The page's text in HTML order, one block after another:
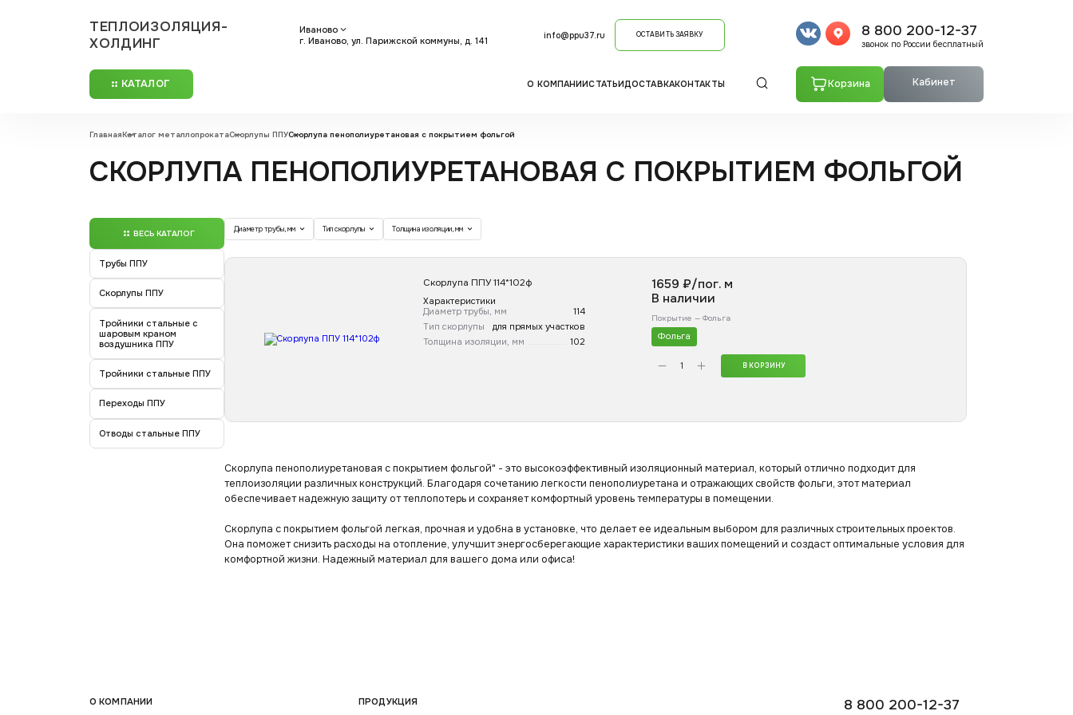
ТЕПЛОИЗОЛЯЦИЯ-
ХОЛДИНГ
Иваново
г. Иваново, ул. Парижской коммуны, д. 141
info@ppu37.ru ОСТАВИТЬ ЗАЯВКУ 8 800 200-12-37
звонок по России бесплатный
КАТАЛОГ О КОМПАНИИСТАТЬИДОСТАВКАКОНТАКТЫ Корзина Кабинет
ГлавнаяКаталог металлопрокатаСкорлупы ППУСкорлупа пенополиуретановая с покрытием фольгой
СКОРЛУПА ПЕНОПОЛИУРЕТАНОВАЯ С ПОКРЫТИЕМ ФОЛЬГОЙ
ВЕСЬ КАТАЛОГ
Трубы ППУ
Скорлупы ППУ
Тройники стальные с
шаровым краном
воздушника ППУ
Тройники стальные ППУ
Переходы ППУ
Отводы стальные ППУ
Диаметр трубы, мм Тип скорлупы Толщина изоляции, мм
Скорлупа ППУ 114*102ф
Характеристики
Диаметр трубы, мм
114
Тип скорлупы
для прямых участков
Толщина изоляции, мм
102
1659 ₽/пог. м
В наличии
Покрытие — Фольга
Фольга
В КОРЗИНУ
Скорлупа пенополиуретановая с покрытием фольгой" - это высокоэффективный изоляционный материал, который отлично подходит для
теплоизоляции различных конструкций. Благодаря сочетанию легкости пенополиуретана и отражающих свойств фольги, этот материал
обеспечивает надежную защиту от теплопотерь и сохраняет комфортный уровень температуры в помещении.
Скорлупа с покрытием фольгой легкая, прочная и удобна в установке, что делает ее идеальным выбором для различных строительных проектов.
Она поможет снизить расходы на отопление, улучшит энергосберегающие характеристики ваших помещений и создаст оптимальные условия для
комфортной жизни. Надежный материал для вашего дома или офиса!
О КОМПАНИИ ПРОДУКЦИЯ 8 800 200-12-37